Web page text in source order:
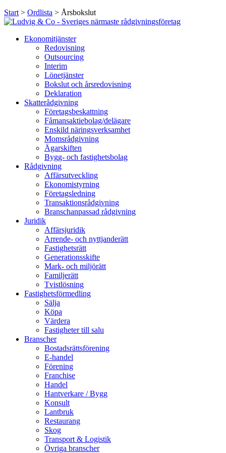
Start > Ordlista > Årsbokslut
Ekonomitjänster
Redovisning
Outsourcing
Interim
Lönetjänster
Bokslut och årsredovisning
Deklaration
Skatterådgivning
Företagsbeskattning
Fåmansaktiebolag/delägare
Enskild näringsverksamhet
Momsrådgivning
Ägarskiften
Bygg- och fastighetsbolag
Rådgivning
Affärsutveckling
Ekonomistyrning
Företagsledning
Transaktionsrådgivning
Branschanpassad rådgivning
Juridik
Affärsjuridik
Arrende- och nyttjanderätt
Fastighetsrätt
Generationsskifte
Mark- och miljörätt
Familjerätt
Tvistlösning
Fastighetsförmedling
Sälja
Köpa
Värdera
Fastigheter till salu
Branscher
Bostadsrättsförening
E-handel
Förening
Franchise
Handel
Hantverkare / Bygg
Konsult
Lantbruk
Restaurang
Skog
Transport & Logistik
Övriga branscher